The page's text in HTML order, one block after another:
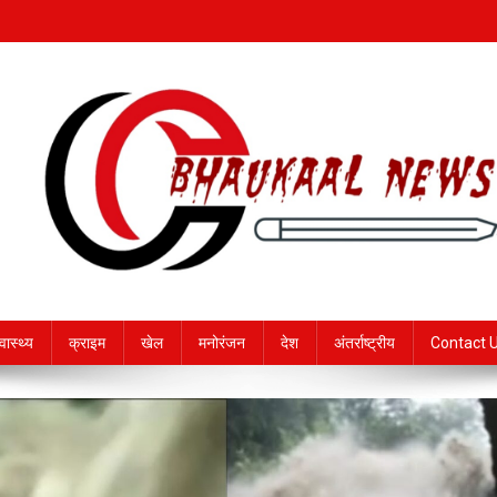
क्राइम खेल मनोरंजन देश अंतर्राष्ट्रीय Contact